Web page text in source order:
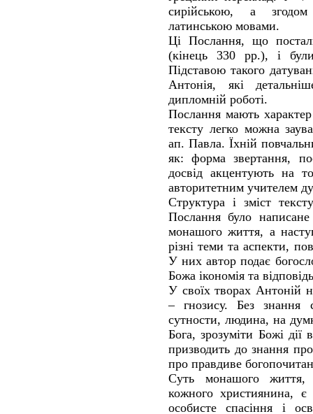
сирійською, а
латинською мовами.
Ці Послання, що
(кінець 330 рр.), і були
Підставою такого
Антонія, які
дипломній роботі.
Послання мають характер
тексту легко можна
ап. Павла. Їхній
як: форма звертання,
досвід акцентують на
авторитетним учителем
Структура і зміст
Послання було
монашого життя, а
різні теми та аспекти,
У них автор подає
Божа ікономія та
У своїх творах Антоній
– гнозису. Без знання
сутности, людина, на
Бога, зрозуміти Божі дії
призводить до знання
про правдиве
Суть монашого життя,
кожного християнина,
особисте спасіння і